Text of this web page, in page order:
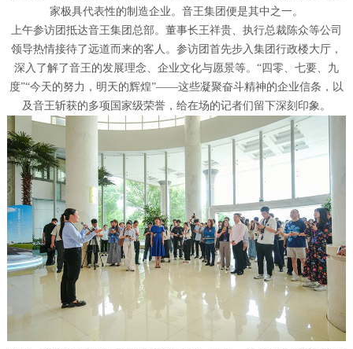
家极具代表性的制造企业。音王集团便是其中之一。
上午参访团抵达音王集团总部。董事长王祥贵、执行总裁陈众等公司
领导热情接待了远道而来的客人。参访团首先步入集团行政楼大厅，
深入了解了音王的发展理念、企业文化与愿景等。“四零、七要、九
度”“今天的努力，明天的辉煌”——这些凝聚奋斗精神的企业信条，以
及音王斩获的多项国家级荣誉，给在场的记者们留下深刻印象。